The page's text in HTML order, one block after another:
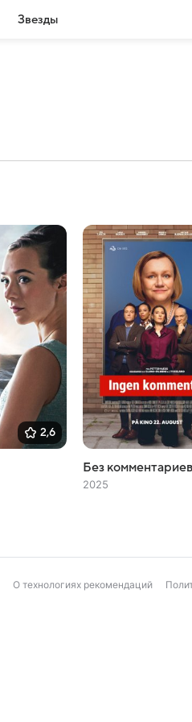
Звезды
2,6
Без комментариев
2025
О технологиях рекомендаций